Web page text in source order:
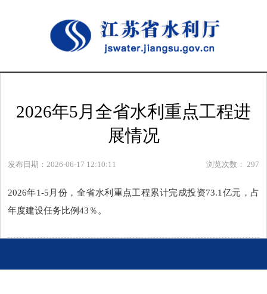
2026年5月全省水利重点工程进
展情况
发布日期：2026-06-17 12:10:11 浏览次数： 297
2026年1-5月份，全省水利重点工程累计完成投资73.1亿元，占
年度建设任务比例43％。